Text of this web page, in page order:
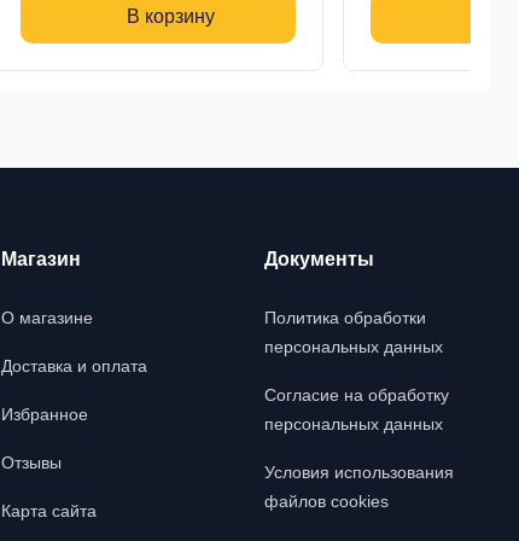
В корзину
Магазин
О магазине
Доставка и оплата
Избранное
Отзывы
Карта сайта
Документы
Политика обработки
персональных данных
Согласие на обработку
персональных данных
Условия использования
файлов cookies